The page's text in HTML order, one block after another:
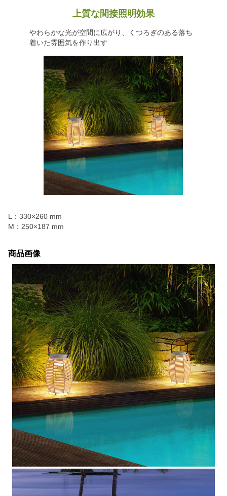
上質な間接照明効果
やわらかな光が空間に広がり、くつろぎのある落ち
着いた雰囲気を作り出す
L：330×260 mm
M：250×187 mm
商品画像